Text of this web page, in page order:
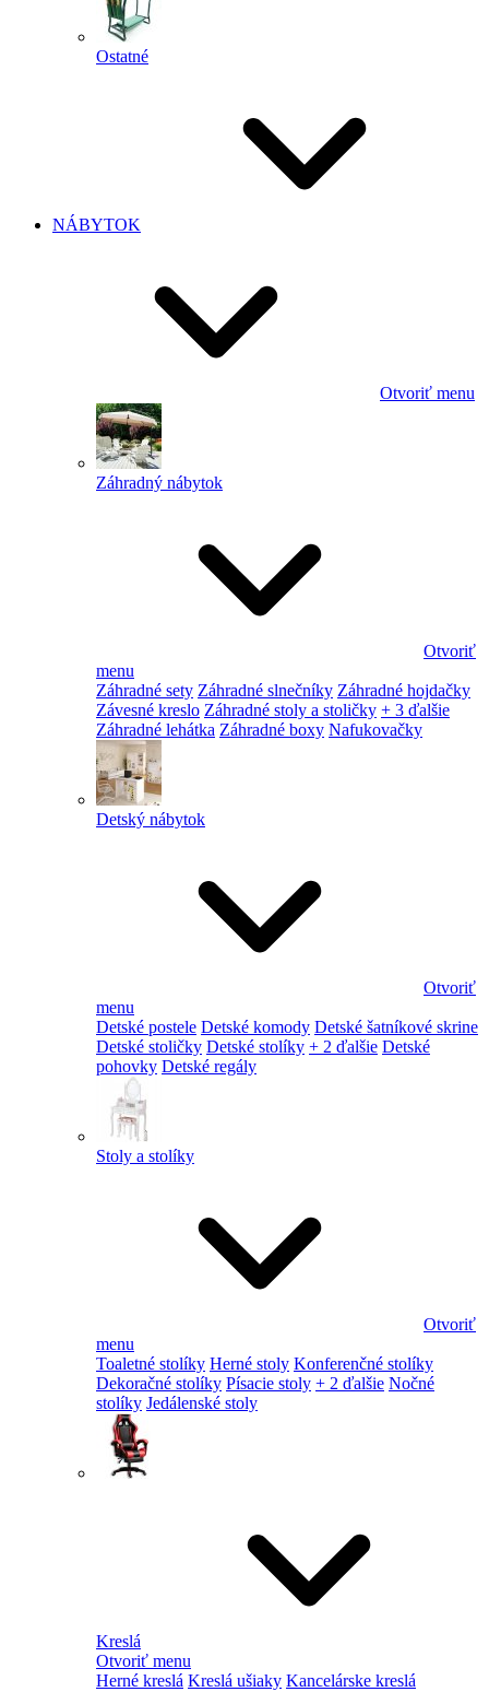
Ostatné
NÁBYTOK
Otvoriť menu
Záhradný nábytok
Otvoriť
menu
Záhradné sety Záhradné slnečníky Záhradné hojdačky
Závesné kreslo Záhradné stoly a stoličky + 3 ďalšie
Záhradné lehátka Záhradné boxy Nafukovačky
Detský nábytok
Otvoriť
menu
Detské postele Detské komody Detské šatníkové skrine
Detské stoličky Detské stolíky + 2 ďalšie Detské
pohovky Detské regály
Stoly a stolíky
Otvoriť
menu
Toaletné stolíky Herné stoly Konferenčné stolíky
Dekoračné stolíky Písacie stoly + 2 ďalšie Nočné
stolíky Jedálenské stoly
Kreslá
Otvoriť menu
Herné kreslá Kreslá ušiaky Kancelárske kreslá